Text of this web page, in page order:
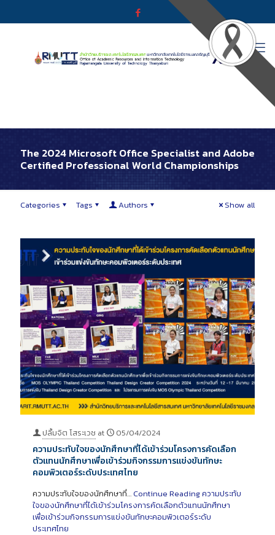
The 2024 Microsoft Office Specialist and Adobe
Certified Professional World Championships
Categories Tags Authors Show all
ปลื้มจิต โสระเวช at 05/04/2024
ความประทับใจของนักศึกษาที่ได้เข้าร่วมโครงการคัดเลือก
ตัวแทนนักศึกษาเพื่อเข้าร่วมกิจกรรมการแข่งขันทักษะ
คอมพิวเตอร์ระดับประเทศไทย
ความประทับใจของนักศึกษาที่… Continue Readingความประทับ
ใจของนักศึกษาที่ได้เข้าร่วมโครงการคัดเลือกตัวแทนนักศึกษา
เพื่อเข้าร่วมกิจกรรมการแข่งขันทักษะคอมพิวเตอร์ระดับ
ประเทศไทย